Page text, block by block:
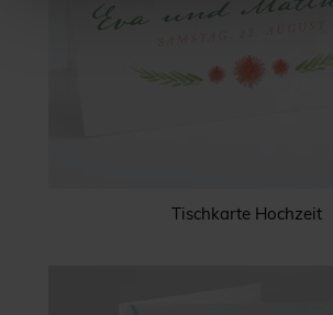
Tischkarte Hochzeit